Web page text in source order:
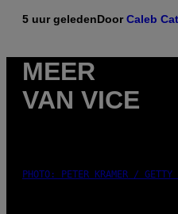
5 uur geledenDoorCaleb
MEER
VAN VICE
PHOTO: PETER KRAMER / GETTY